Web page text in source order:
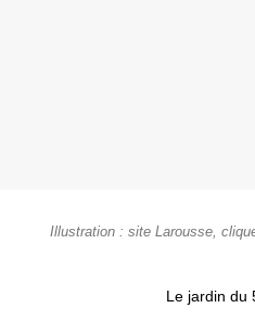
Illustration : site Larousse,
Le jardin du